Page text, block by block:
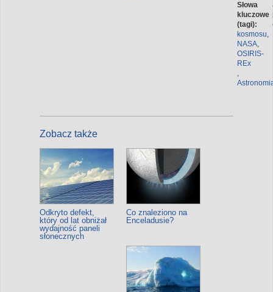
Słowa
kluczowe
(tagi):
kosmosu,
NASA,
OSIRIS-
REx
,
Zobacz także
Odkryto defekt,
który od lat obniżał
wydajność paneli
słonecznych
Co znaleziono na
Enceladusie?